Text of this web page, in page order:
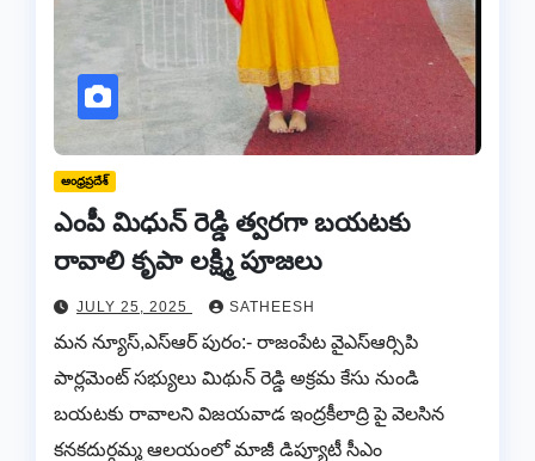
ఆంధ్రప్రదేశ్
ఎంపీ మిధున్ రెడ్డి త్వరగా బయటకు
రావాలి కృపా లక్ష్మి పూజలు
JULY 25, 2025 SATHEESH
మన న్యూస్,ఎస్ఆర్ పురం:- రాజంపేట వైఎస్ఆర్సిపి
పార్లమెంట్ సభ్యులు మిథున్ రెడ్డి అక్రమ కేసు నుండి
బయటకు రావాలని విజయవాడ ఇంద్రకీలాద్రి పై వెలసిన
కనకదుర్గమ్మ ఆలయంలో మాజీ డిప్యూటీ సీఎం